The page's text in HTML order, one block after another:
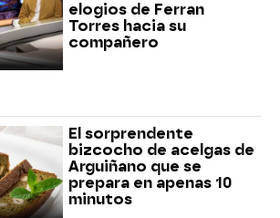
elogios de Ferran
Torres hacia su
compañero
El sorprendente
bizcocho de acelgas de
Arguiñano que se
prepara en apenas 10
minutos